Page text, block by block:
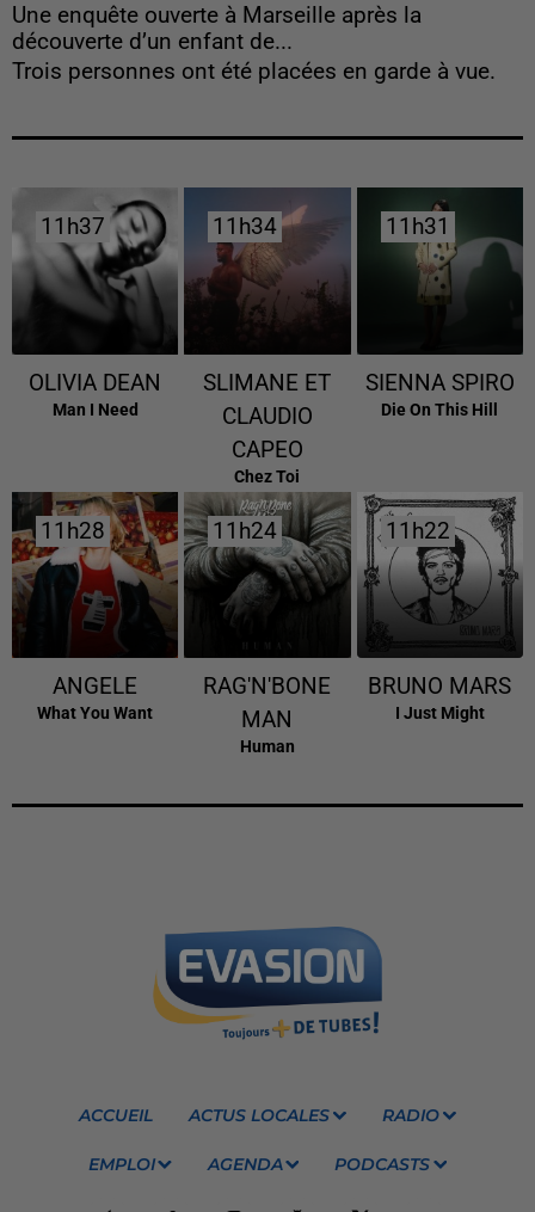
Une enquête ouverte à Marseille après la
découverte d’un enfant de...
Trois personnes ont été placées en garde à vue.
11h37
11h37
OLIVIA DEAN
Man I Need
11h34
11h34
SLIMANE ET
CLAUDIO
CAPEO
Chez Toi
11h31
11h31
SIENNA SPIRO
Die On This Hill
11h28
11h28
ANGELE
What You Want
11h24
11h24
RAG'N'BONE
MAN
Human
11h22
11h22
BRUNO MARS
I Just Might
ACCUEIL ACTUS LOCALES RADIO
EMPLOI AGENDA PODCASTS